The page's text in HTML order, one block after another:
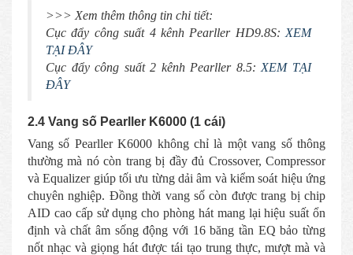
>>> Xem thêm thông tin chi tiết:
Cục đẩy công suất 4 kênh Pearller HD9.8S: XEM
TẠI ĐÂY
Cục đẩy công suất 2 kênh Pearller 8.5: XEM TẠI
ĐÂY
2.4 Vang số Pearller K6000 (1 cái)
Vang số Pearller K6000 không chỉ là một vang số thông
thường mà nó còn trang bị đầy đủ Crossover, Compressor
và Equalizer giúp tối ưu từng dải âm và kiểm soát hiệu ứng
chuyên nghiệp. Đồng thời vang số còn được trang bị chip
AID cao cấp sử dụng cho phòng hát mang lại hiệu suất ổn
định và chất âm sống động với 16 băng tần EQ bảo từng
nốt nhạc và giọng hát được tái tạo trung thực, mượt mà và